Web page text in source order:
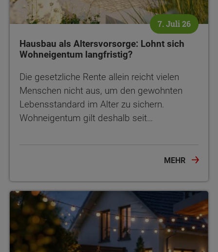
7. Juli 26
Hausbau als Altersvorsorge: Lohnt sich
Wohneigentum langfristig?
Die gesetzliche Rente allein reicht vielen
Menschen nicht aus, um den gewohnten
Lebensstandard im Alter zu sichern.
Wohneigentum gilt deshalb seit…
MEHR